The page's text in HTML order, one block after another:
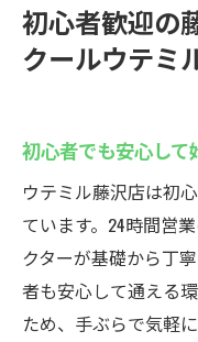
介
藤沢駅近く
び方
24時間営業
通いやす
する方法
24時間営業の
インドアゴ
初心者歓迎の
クールウテミ
初心者でも安心し
ウテミル藤沢店は初
ています。24時間営
クターが基礎から丁
者も安心して通える
ため、手ぶらで気軽